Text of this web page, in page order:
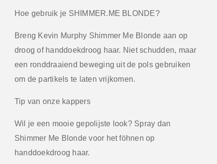
Hoe gebruik je SHIMMER.ME BLONDE?
Breng Kevin Murphy Shimmer Me Blonde aan op
droog of handdoekdroog haar. Niet schudden, maar
een ronddraaiend beweging uit de pols gebruiken
om de partikels te laten vrijkomen.
Tip van onze kappers
Wil je een mooie gepolijste look? Spray dan
Shimmer Me Blonde voor het föhnen op
handdoekdroog haar.